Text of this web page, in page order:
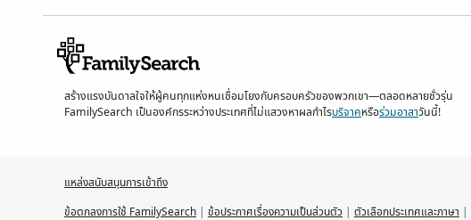
สร้างแรงบันดาลใจให้ผู้คนทุกแห่งหนเชื่อมโยงกับครอบครัวของพวกเขา—ตลอดหลายชั่วรุ่น
FamilySearch เป็นองค์กรระหว่างประเทศที่ไม่แสวงหาผลกำไรบริจาคหรือร่วมอาสาวันนี้!
แหล่งสนับสนุนการเข้าถึง
ข้อตกลงการใช้ FamilySearch | ข้อประกาศเรื่องความเป็นส่วนตัว | ตัวเลือกประเทศและภาษา |